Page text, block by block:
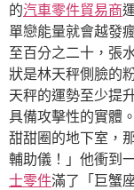
的汽車零件貿易商
單戀能量就會越發
至百分之二十，張
狀是林天秤側臉的
天秤的運勢至少提
具備攻擊性的實體
甜甜圈的地下室，
輔助儀！」他衝到
士零件滿了「巨蟹